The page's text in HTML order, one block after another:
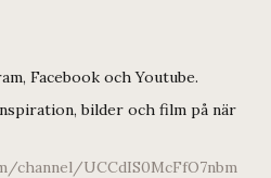
Facebook och Youtube.
bilder och film på när
channel/UCCdIS0McFfO7nbm